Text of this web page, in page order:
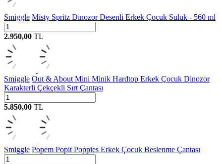
Smiggle Misty Spritz Dinozor Desenli Erkek Çocuk Suluk - 560 ml
2.950,00 TL
Smiggle Out & About Mini Minik Hardtop Erkek Çocuk Dinozor
Karakterli Çekçekli Sırt Çantası
5.850,00 TL
Smiggle Popem Popit Poppies Erkek Çocuk Beslenme Çantası